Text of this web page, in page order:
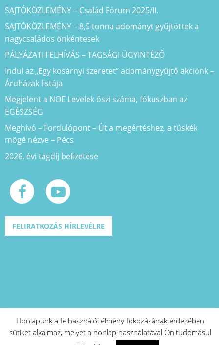
SAJTÓKÖZLEMÉNY – Család Fórum 2025/II.
SAJTÓKÖZLEMÉNY – 8,5 tonna adományt gyűjtöttek a
nagycsaládos önkéntesek
PÁLYÁZATI FELHÍVÁS – TAGSÁGI ÜGYINTÉZŐ
Indul az „Egy kosárnyi szeretet” adománygyűjtő akciónk –
Áruházak listája
Megjelent a NOE Levelek őszi száma, fókuszban az
EGÉSZSÉG
Meghívó – Fordulópont – Út a megértéshez, a tüskék
mögé nézve – Pécs
2026. évi tagdíj befizetése
FELIRATKOZÁS HÍRLEVÉLRE
A projekt azonosító száma: EFOP-1.2.1-
Honlapunk a felhasználói élmény fokozásának érdekében
sütiket alkalmaz, melyet a honlap használatával Ön tudomásul